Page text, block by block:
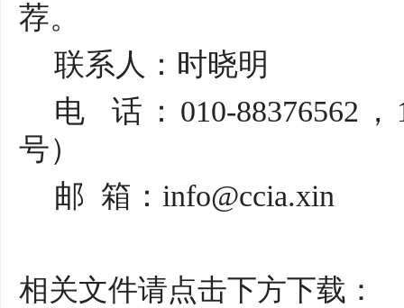
荐。
联系人：时晓明
电
话： 010-88376562
号）
邮 箱： info@ccia.xin
相关文件请点击下方下载：